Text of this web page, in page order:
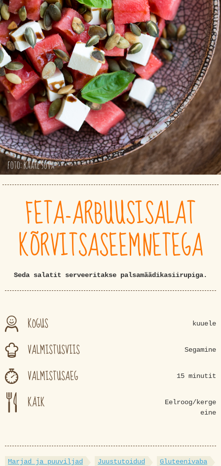
FETA-ARBUUSISALAT
KÕRVITSASEEMNETEGA
Seda salatit serveeritakse palsamäädikasiirupiga.
KOGUS kuuele
VALMISTUSVIIS Segamine
VALMISTUSAEG 15 minutit
KÄIK
Eelroog/kerge
eine
Marjad ja puuviljad Juustutoidud Gluteenivaba